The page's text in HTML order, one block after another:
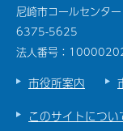
尼崎市コールセン
6375-5625
法人番号：
市役所案内
このサイトについ